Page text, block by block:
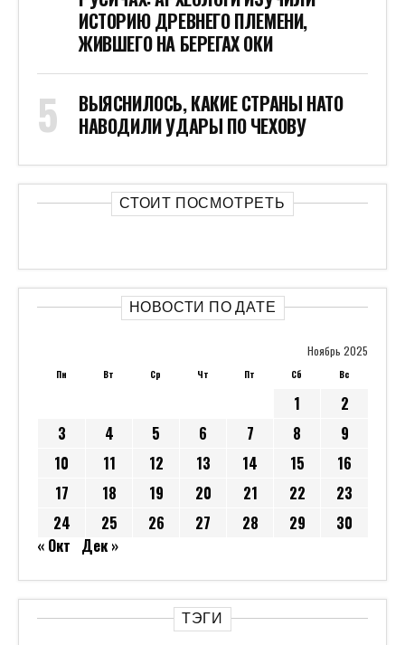
ИСТОРИЮ ДРЕВНЕГО ПЛЕМЕНИ,
ЖИВШЕГО НА БЕРЕГАХ ОКИ
ВЫЯСНИЛОСЬ, КАКИЕ СТРАНЫ НАТО
НАВОДИЛИ УДАРЫ ПО ЧЕХОВУ
СТОИТ ПОСМОТРЕТЬ
НОВОСТИ ПО ДАТЕ
Ноябрь 2025
Пн Вт Ср Чт Пт Сб Вс
1
2
3
4 5 6 7 8
9
10
11 12 13 14 15
16
17
18 19 20 21 22
23
24
25 26 27 28 29
30
« Окт Дек »
ТЭГИ